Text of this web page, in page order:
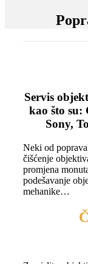
Servis
kao što su:
Sony,
Neki od
čišćenje
promjena
podešavanje
mehanike…